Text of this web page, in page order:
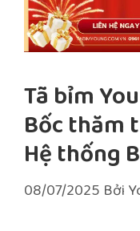
Tã bỉm
Bốc thăm
Hệ thống
08/07/2025 Bởi